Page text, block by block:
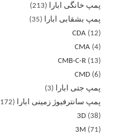
پمپ خانگی ابارا
213
پمپ بشقابی ابارا
35
CDA
12
CMA 4
CMB-C-R
13
CMD 6
پمپ جتی ابارا
3
پمپ سانترفیوژ زمینی ابارا
172
3D 38
3M
71